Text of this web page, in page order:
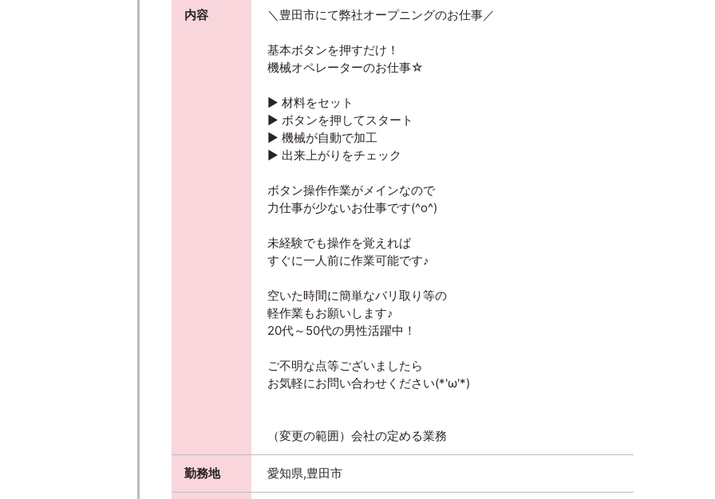
内容 ＼豊田市にて弊社オープニングのお仕事／
基本ボタンを押すだけ！
機械オペレーターのお仕事☆
▶ 材料をセット
▶ ボタンを押してスタート
▶ 機械が自動で加工
▶ 出来上がりをチェック
ボタン操作作業がメインなので
力仕事が少ないお仕事です(^o^)
未経験でも操作を覚えれば
すぐに一人前に作業可能です♪
空いた時間に簡単なバリ取り等の
軽作業もお願いします♪
20代～50代の男性活躍中！
ご不明な点等ございましたら
お気軽にお問い合わせください(*'ω'*)
（変更の範囲）会社の定める業務
勤務地 愛知県,豊田市